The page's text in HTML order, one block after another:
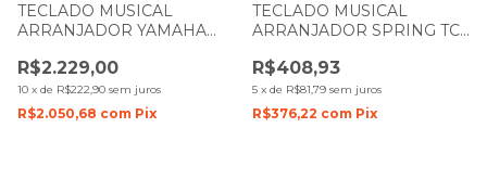
TECLADO MUSICAL
ARRANJADOR YAMAHA
TECLAS
R$2.229,00
10 x de R$222,90 sem juros
R$2.050,68 com Pix
TECLADO MUSICAL
ARRANJADOR SPRING TC-
R$408,93
5 x de R$81,79 sem juros
R$376,22 com Pix